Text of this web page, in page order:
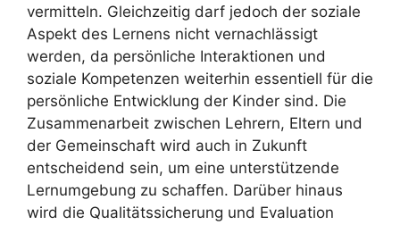
vermitteln. Gleichzeitig darf jedoch der soziale
Aspekt des Lernens nicht vernachlässigt
werden, da persönliche Interaktionen und
soziale Kompetenzen weiterhin essentiell für die
persönliche Entwicklung der Kinder sind. Die
Zusammenarbeit zwischen Lehrern, Eltern und
der Gemeinschaft wird auch in Zukunft
entscheidend sein, um eine unterstützende
Lernumgebung zu schaffen. Darüber hinaus
wird die Qualitätssicherung und Evaluation